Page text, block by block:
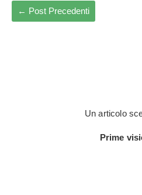
← Post Precedenti
Un articolo
Prime